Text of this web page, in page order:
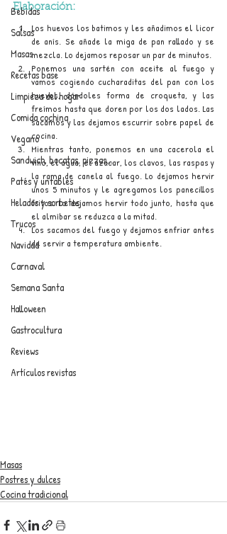
Bebidas
Salsas
Masas
Recetas base
Limpieza del hogar
Comida cochina
Vegano
Sandwich, bocatas, pizzas...
Patés y untables
Helados y sorbetes
Trucos
Navidad
Carnaval
Semana Santa
Halloween
Gastrocultura
Reviews
Artículos revistas
Elaboración:
Los huevos los batimos y les añadimos el licor
de anís. Se añade la miga de pan rallado y se
mezcla. Lo dejamos reposar un par de minutos.
Ponemos una sartén con aceite al fuego y
vamos cogiendo cucharaditas del pan con los
huevos, dándoles forma de croqueta, y las
freímos hasta que doren por los dos lados. Las
sacamos y las dejamos escurrir sobre papel de
cocina.
Mientras tanto, ponemos en una cacerola el
vino, el agua, el azúcar, los clavos, las raspas y
la rama de canela al fuego. Lo dejamos hervir
unos 5 minutos y le agregamos los panecillos
fritos. Lo dejamos hervir todo junto, hasta que
el almíbar se reduzca a la mitad.
Los sacamos del fuego y dejamos enfriar antes
de servir a temperatura ambiente.
Masas
Postres y dulces
Cocina tradicional